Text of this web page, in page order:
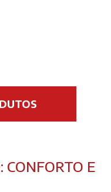
CONFORTO E